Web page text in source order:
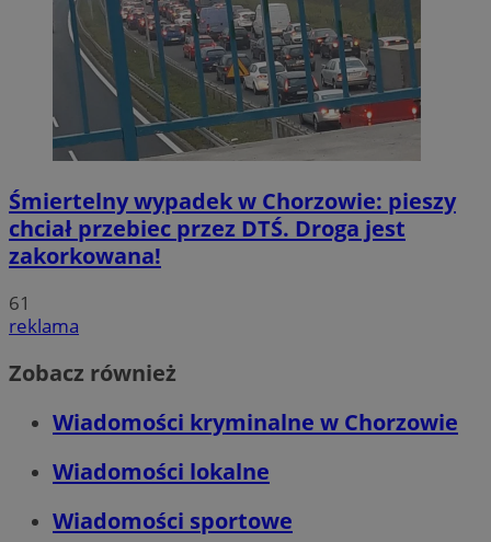
Śmiertelny wypadek w Chorzowie: pieszy
chciał przebiec przez DTŚ. Droga jest
zakorkowana!
61
reklama
Zobacz również
Wiadomości kryminalne w Chorzowie
Wiadomości lokalne
Wiadomości sportowe